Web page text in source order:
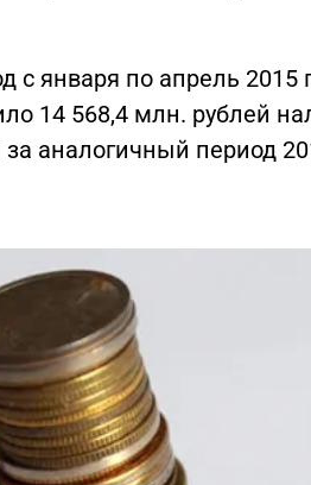
с января по апрель 2015
14 568,4 млн. рублей
аналогичный период